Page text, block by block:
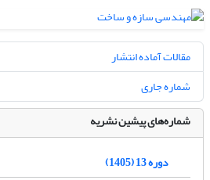
مقالات آماده انتشار
شماره جاری
شماره‌های پیشین نشریه
دوره 13 (1405)